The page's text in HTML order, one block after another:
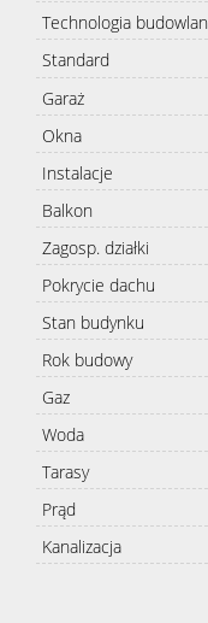
Technologia
Standard
Garaż
Okna
Instalacje
Balkon
Zagosp. działki
Pokrycie dachu
Stan budynku
Rok budowy
Gaz
Woda
Tarasy
Prąd
Kanalizacja